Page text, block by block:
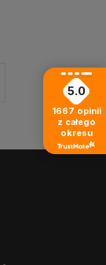
5.0
1667 opinii
z całego
okresu